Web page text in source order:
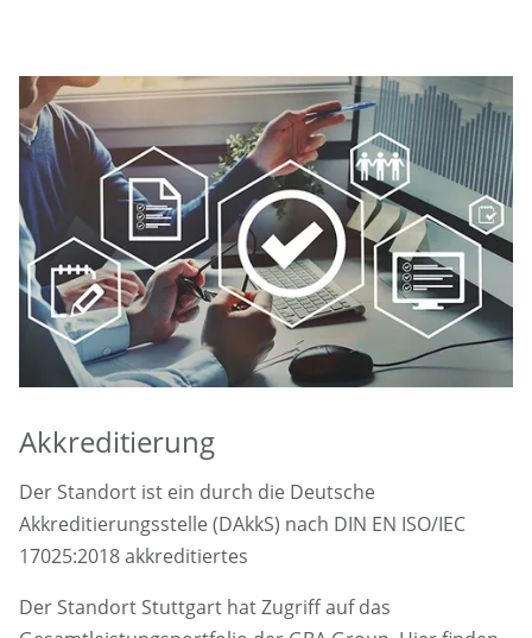
Akkreditierung
Der Standort ist ein durch die Deutsche
Akkreditierungsstelle (DAkkS) nach DIN EN ISO/IEC
17025:2018 akkreditiertes
Der Standort Stuttgart hat Zugriff auf das